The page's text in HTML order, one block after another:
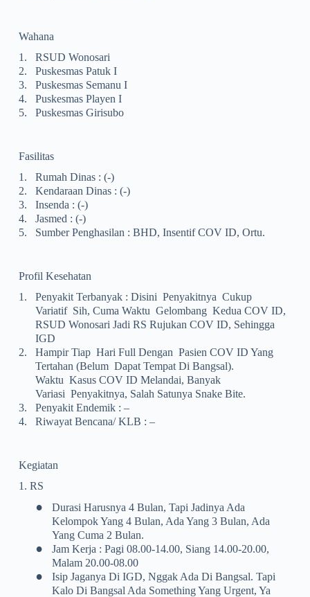
Wahana
1.
RSUD Wonosari
2.
Puskesmas Patuk I
3.
Puskesmas Semanu I
4.
Puskesmas Playen I
5.
Puskesmas Girisubo
Fasilitas
1.
Rumah Dinas : (-)
2.
Kendaraan Dinas : (-)
3.
Insenda : (-)
4.
Jasmed : (-)
5.
Sumber Penghasilan : BHD, Insentif COV ID, Ortu.
Profil Kesehatan
1.
Penyakit Terbanyak : Disini Penyakitnya Cukup
Variatif Sih, Cuma Waktu Gelombang Kedua COV ID,
RSUD Wonosari Jadi RS Rujukan COV ID, Sehingga
IGD
2.
Hampir Tiap Hari Full Dengan Pasien COV ID Yang
Tertahan (belum Dapat Tempat Di Bangsal).
Waktu Kasus COV ID Melandai, Banyak
Variasi Penyakitnya, Salah Satunya Snake Bite.
3.
Penyakit Endemik : –
4.
Riwayat Bencana/ KLB : –
Kegiatan
1. RS
•
Durasi Harusnya 4 Bulan, Tapi Jadinya Ada
Kelompok Yang 4 Bulan, Ada Yang 3 Bulan, Ada
Yang Cuma 2 Bulan.
•
Jam Kerja : Pagi 08.00-14.00, Siang 14.00-20.00,
Malam 20.00-08.00
•
Isip Jaganya Di IGD, Nggak Ada Di Bangsal. Tapi
Kalo Di Bangsal Ada Something Yang Urgent, Ya